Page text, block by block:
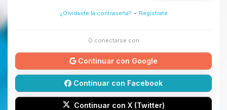
¿Olvidaste la contraseña? - Regístrate
O conectarse con
Continuar con Google
Continuar con Facebook
Continuar con X (Twitter)